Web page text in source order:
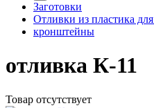
Заготовки
Отливки из пластика
кронштейны
отливка К-11
Товар отсутствует